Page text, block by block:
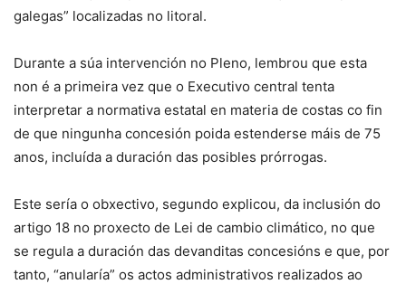
galegas” localizadas no litoral.
Durante a súa intervención no Pleno, lembrou que esta
non é a primeira vez que o Executivo central tenta
interpretar a normativa estatal en materia de costas co fin
de que ningunha concesión poida estenderse máis de 75
anos, incluída a duración das posibles prórrogas.
Este sería o obxectivo, segundo explicou, da inclusión do
artigo 18 no proxecto de Lei de cambio climático, no que
se regula a duración das devanditas concesións e que, por
tanto, “anularía” os actos administrativos realizados ao